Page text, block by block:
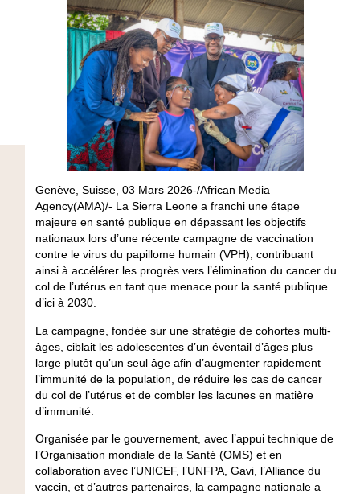
Genève, Suisse, 03 Mars 2026-/African Media
Agency(AMA)/- La Sierra Leone a franchi une étape
majeure en santé publique en dépassant les objectifs
nationaux lors d’une récente campagne de vaccination
contre le virus du papillome humain (VPH), contribuant
ainsi à accélérer les progrès vers l’élimination du cancer du
col de l’utérus en tant que menace pour la santé publique
d’ici à 2030.
La campagne, fondée sur une stratégie de cohortes multi-
âges, ciblait les adolescentes d’un éventail d’âges plus
large plutôt qu’un seul âge afin d’augmenter rapidement
l’immunité de la population, de réduire les cas de cancer
du col de l’utérus et de combler les lacunes en matière
d’immunité.
Organisée par le gouvernement, avec l’appui technique de
l’Organisation mondiale de la Santé (OMS) et en
collaboration avec l’UNICEF, l’UNFPA, Gavi, l’Alliance du
vaccin, et d’autres partenaires, la campagne nationale a